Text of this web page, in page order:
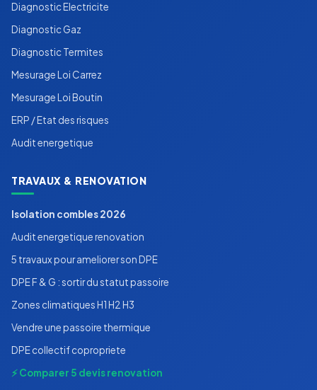
Diagnostic Electricite
Diagnostic Gaz
Diagnostic Termites
Mesurage Loi Carrez
Mesurage Loi Boutin
ERP / Etat des risques
Audit energetique
TRAVAUX & RENOVATION
Isolation combles 2026
Audit energetique renovation
5 travaux pour ameliorer son DPE
DPE F & G : sortir du statut passoire
Zones climatiques H1 H2 H3
Vendre une passoire thermique
DPE collectif copropriete
⚡ Comparer 5 devis renovation